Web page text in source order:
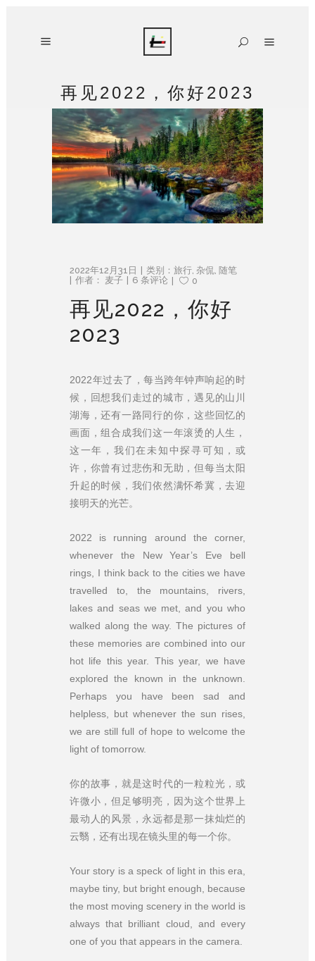
再见2022，你好2023
2022年12月31日 类别： 旅行, 杂侃, 随笔
作者： 麦子 6 条评论 0
再见2022，你好
2023
2022年过去了，每当跨年钟声响起的时
候，回想我们走过的城市，遇见的山川
湖海，还有一路同行的你，这些回忆的
画面，组合成我们这一年滚烫的人生，
这一年，我们在未知中探寻可知，或
许，你曾有过悲伤和无助，但每当太阳
升起的时候，我们依然满怀希冀，去迎
接明天的光芒。
2022 is running around the corner,
whenever the New Year’s Eve bell
rings, I think back to the cities we have
travelled to, the mountains, rivers,
lakes and seas we met, and you who
walked along the way. The pictures of
these memories are combined into our
hot life this year. This year, we have
explored the known in the unknown.
Perhaps you have been sad and
helpless, but whenever the sun rises,
we are still full of hope to welcome the
light of tomorrow.
你的故事，就是这时代的一粒粒光，或
许微小，但足够明亮，因为这个世界上
最动人的风景，永远都是那一抹灿烂的
云翳，还有出现在镜头里的每一个你。
Your story is a speck of light in this era,
maybe tiny, but bright enough, because
the most moving scenery in the world is
always that brilliant cloud, and every
one of you that appears in the camera.